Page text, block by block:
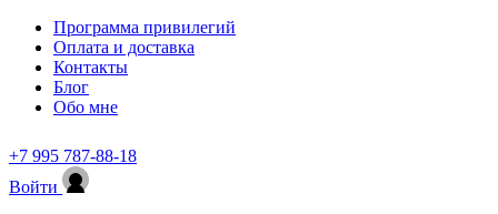
Программа привилегий
Оплата и доставка
Контакты
Блог
Обо мне
+7 995 787-88-18
Войти